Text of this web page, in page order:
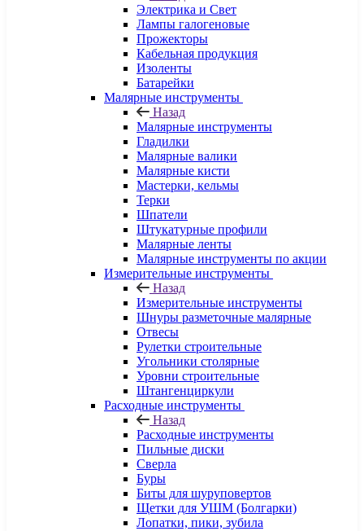
Электрика и Свет
Лампы галогеновые
Прожекторы
Кабельная продукция
Изоленты
Батарейки
Малярные инструменты
Назад
Малярные инструменты
Гладилки
Малярные валики
Малярные кисти
Мастерки, кельмы
Терки
Шпатели
Штукатурные профили
Малярные ленты
Малярные инструменты по акции
Измерительные инструменты
Назад
Измерительные инструменты
Шнуры разметочные малярные
Отвесы
Рулетки строительные
Угольники столярные
Уровни строительные
Штангенциркули
Расходные инструменты
Назад
Расходные инструменты
Пильные диски
Сверла
Буры
Биты для шуруповертов
Щетки для УШМ (Болгарки)
Лопатки, пики, зубила